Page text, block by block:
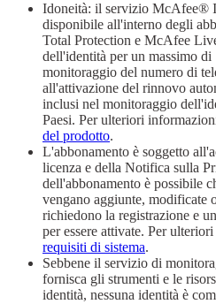
Idoneità: il servizio McAfee®
disponibile all'interno degli
Total Protection e McAfee
dell'identità per un massimo
monitoraggio del numero di
all'attivazione del rinnovo
inclusi nel monitoraggio
Paesi. Per ulteriori
del prodotto.
L'abbonamento è soggetto
licenza e della Notifica sulla
dell'abbonamento è possibile
vengano aggiunte, modificate
richiedono la registrazione e
per essere attivate. Per
requisiti di sistema.
Sebbene il servizio di
fornisca gli strumenti e le
identità, nessuna identità è